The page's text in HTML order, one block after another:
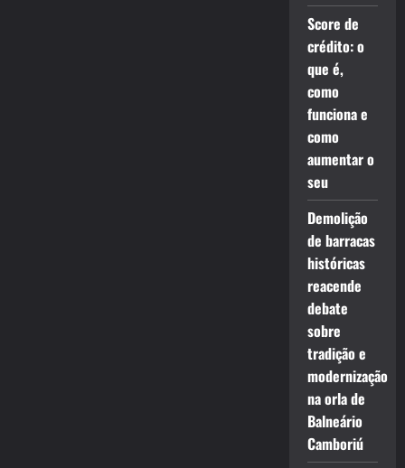
Score de
crédito: o
que é,
como
funciona e
como
aumentar o
seu
Demolição
de barracas
históricas
reacende
debate
sobre
tradição e
modernização
na orla de
Balneário
Camboriú